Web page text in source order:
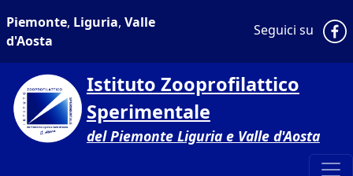
Piemonte, Liguria, Valle
d'Aosta
Seguici su
Istituto Zooprofilattico
Sperimentale
del Piemonte Liguria e Valle d'Aosta